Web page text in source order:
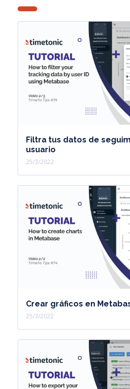
Filtra tus datos de
usuario
25/3/2022
Crear gráficos en
25/3/2022